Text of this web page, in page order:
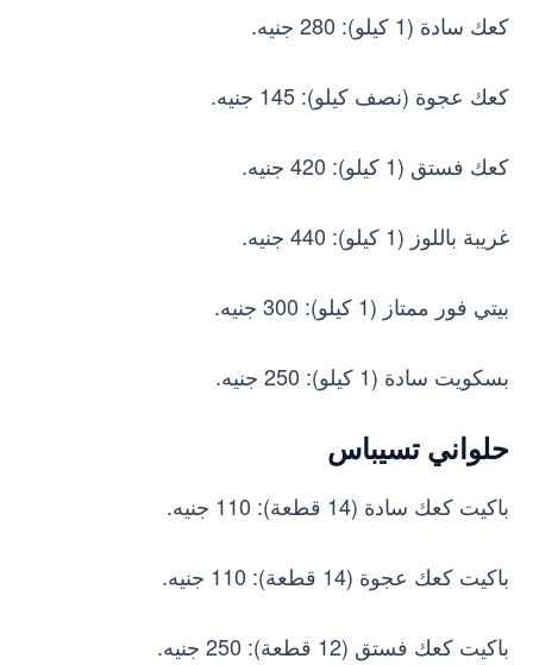
كعك سادة (1 كيلو): 280 جنيه.
كعك عجوة (نصف كيلو): 145 جنيه.
كعك فستق (1 كيلو): 420 جنيه.
غريبة باللوز (1 كيلو): 440 جنيه.
بيتي فور ممتاز (1 كيلو): 300 جنيه.
بسكويت سادة (1 كيلو): 250 جنيه.
حلواني تسيباس
باكيت كعك سادة (14 قطعة): 110 جنيه.
باكيت كعك عجوة (14 قطعة): 110 جنيه.
باكيت كعك فستق (12 قطعة): 250 جنيه.